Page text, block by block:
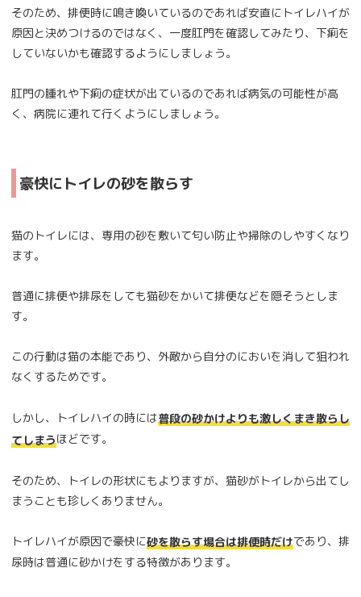
そのため、排便時に鳴き喚いているのであれば安直にトイレハイが
原因と決めつけるのではなく、一度肛門を確認してみたり、下痢を
していないかも確認するようにしましょう。
肛門の腫れや下痢の症状が出ているのであれば病気の可能性が高
く、病院に連れて行くようにしましょう。
豪快にトイレの砂を散らす
猫のトイレには、専用の砂を敷いて匂い防止や掃除のしやすくなり
ます。
普通に排便や排尿をしても猫砂をかいて排便などを隠そうとしま
す。
この行動は猫の本能であり、外敵から自分のにおいを消して狙われ
なくするためです。
しかし、トイレハイの時には普段の砂かけよりも激しくまき散らし
てしまうほどです。
そのため、トイレの形状にもよりますが、猫砂がトイレから出てし
まうことも珍しくありません。
トイレハイが原因で豪快に砂を散らす場合は排便時だけであり、排
尿時は普通に砂かけをする特徴があります。